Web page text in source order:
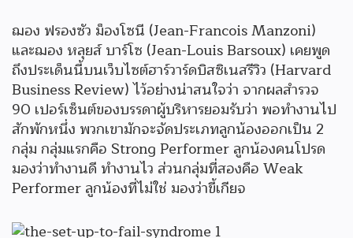
ฌอง ฟรองซัว ม็องโซนี (Jean-Francois Manzoni)
และฌอง หลุยส์ บาร์โซ (Jean-Louis Barsoux) เคยพูด
ถึงประเด็นนี้บนเว็บไซต์ฮาร์วาร์ดบิสซิเนสรีวิว (Harvard
Business Review) ไว้อย่างน่าสนใจว่า จากผลสำรวจ
90 เปอร์เซ็นต์ของบรรดาผู้บริหารยอมรับว่า พอทำงานไป
สักพักหนึ่ง พวกเขามักจะจัดประเภทลูกน้องออกเป็น 2
กลุ่ม กลุ่มแรกคือ Strong Performer ลูกน้องคนโปรด
มองว่าทำงานดี ทำงานไว ส่วนกลุ่มที่สองคือ Weak
Performer ลูกน้องที่ไม่ใช่ มองว่าขี้เกียจ